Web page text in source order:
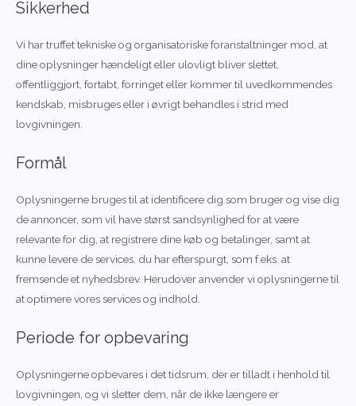
Sikkerhed
Vi har truffet tekniske og organisatoriske foranstaltninger mod, at
dine oplysninger hændeligt eller ulovligt bliver slettet,
offentliggjort, fortabt, forringet eller kommer til uvedkommendes
kendskab, misbruges eller i øvrigt behandles i strid med
lovgivningen.
Formål
Oplysningerne bruges til at identificere dig som bruger og vise dig
de annoncer, som vil have størst sandsynlighed for at være
relevante for dig, at registrere dine køb og betalinger, samt at
kunne levere de services, du har efterspurgt, som f.eks. at
fremsende et nyhedsbrev. Herudover anvender vi oplysningerne til
at optimere vores services og indhold.
Periode for opbevaring
Oplysningerne opbevares i det tidsrum, der er tilladt i henhold til
lovgivningen, og vi sletter dem, når de ikke længere er